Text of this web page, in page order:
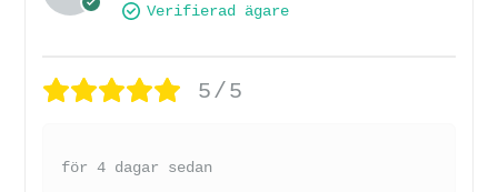
Verifierad ägare
5/5
för 4 dagar sedan